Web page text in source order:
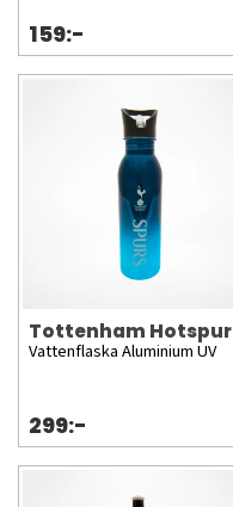
159:-
Tottenham Hotspur
Vattenflaska Aluminium UV
299:-